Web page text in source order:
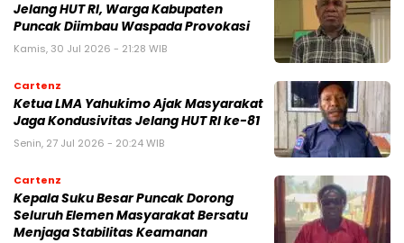
Jelang HUT RI, Warga Kabupaten
Puncak Diimbau Waspada Provokasi
Kamis, 30 Jul 2026 - 21:28 WIB
Cartenz
Ketua LMA Yahukimo Ajak Masyarakat
Jaga Kondusivitas Jelang HUT RI ke-81
Senin, 27 Jul 2026 - 20:24 WIB
Cartenz
Kepala Suku Besar Puncak Dorong
Seluruh Elemen Masyarakat Bersatu
Menjaga Stabilitas Keamanan